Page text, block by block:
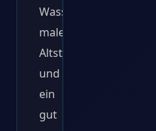
Wasser,
malerische
Altstädte
und
ein
gut